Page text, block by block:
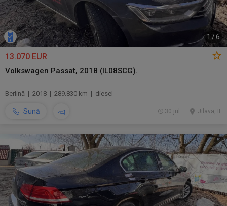
1 /6
13.070 EUR
Volkswagen Passat, 2018 (IL08SCG).
Berlină | 2018 | 289.830 km | diesel
Sună Jilava, IF
30 jul.